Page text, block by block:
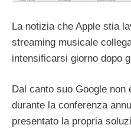
La notizia che Apple stia
streaming musicale
intensificarsi giorno dopo
Dal canto suo Google
durante la conferenza
presentato la propria